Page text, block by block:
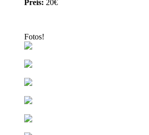
Preis: 20€
Fotos!